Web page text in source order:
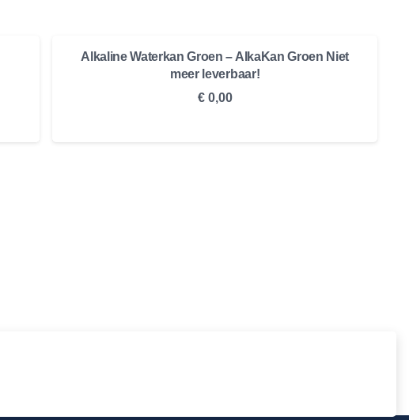
Alkaline Waterkan Groen – AlkaKan Groen Niet
meer leverbaar!
€0,00